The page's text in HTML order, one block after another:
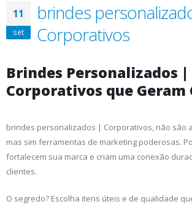
11
set
brindes
Corporativos
Brindes Personalizados |
Corporativos que Geram
brindes personalizados | Corporativos, não são
mas sim ferramentas de marketing poderosas.
fortalecem sua marca e criam uma conexão
clientes.
O segredo? Escolha itens úteis e de qualidade